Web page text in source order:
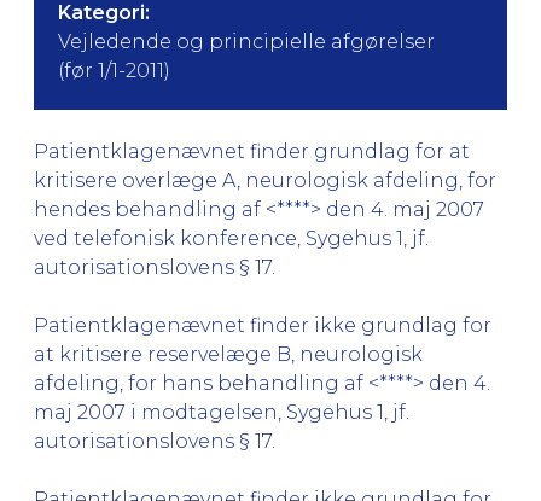
Kategori:
Vejledende og principielle afgørelser
(før 1/1-2011)
Patientklagenævnet finder grundlag for at
kritisere overlæge A, neurologisk afdeling, for
hendes behandling af <****> den 4. maj 2007
ved telefonisk konference, Sygehus 1, jf.
autorisationslovens § 17.
Patientklagenævnet finder ikke grundlag for
at kritisere reservelæge B, neurologisk
afdeling, for hans behandling af <****> den 4.
maj 2007 i modtagelsen, Sygehus 1, jf.
autorisationslovens § 17.